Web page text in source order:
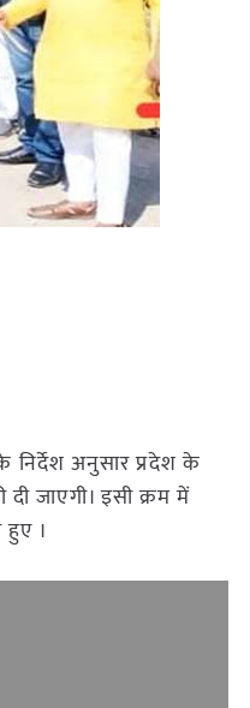
निर्देश अनुसार प्रदेश के
जाएगी। इसी क्रम में
।